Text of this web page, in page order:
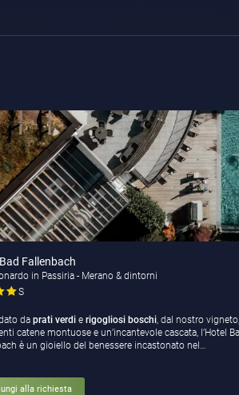
Fallenbach
in Passiria - Merano & dintorni
S
da prati verdie rigogliosi boschi, dal nostro
catene montuose e un’incantevole cascata, l’Hotel
è un gioiello del benessere incastonato nel…
alla richiesta